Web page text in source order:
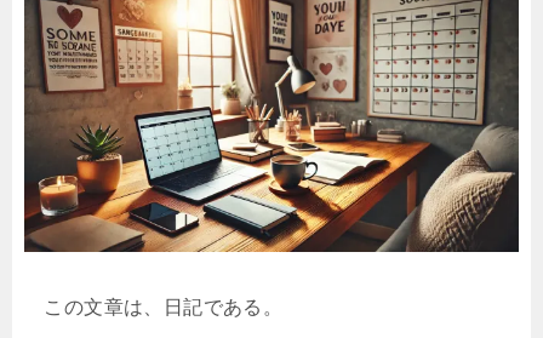
この文章は、日記である。